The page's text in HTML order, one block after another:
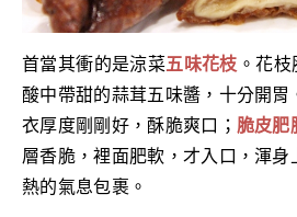
首當其衝的是涼菜五味花枝 。花
酸中帶甜的蒜茸五味醬，十分開胃
衣厚度剛剛好，酥脆爽口； 脆皮肥
層香脆，裡面肥軟，才入口，渾
熱的氣息包裹。